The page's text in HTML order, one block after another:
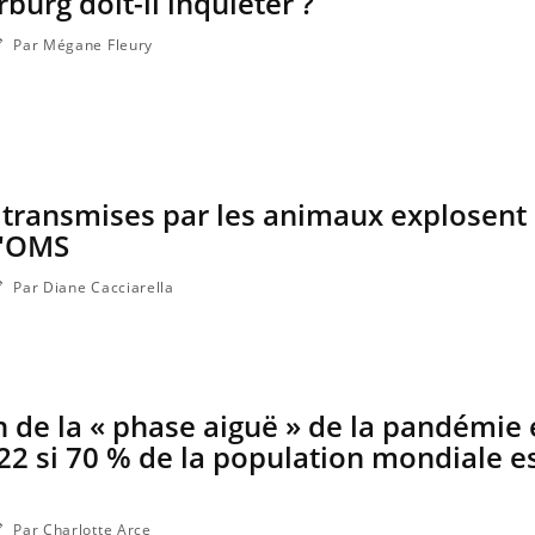
Par Mégane Fleury
par les animaux explosent
Par Diane Cacciarella
de la « phase aiguë » de la pandémie
si 70 % de la population mondiale
Par Charlotte Arce